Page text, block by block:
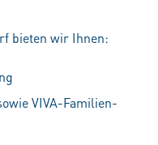
bieten wir Ihnen:
VIVA-Familien-